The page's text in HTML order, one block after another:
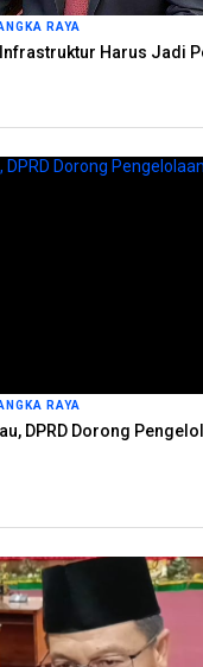
RAYA
Harus Jadi
RAYA
DPRD Dorong